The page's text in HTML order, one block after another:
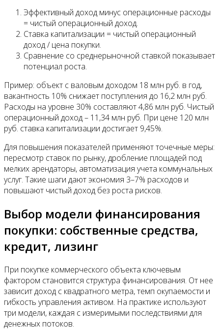
Эффективный доход минус операционные расходы
= чистый операционный доход.
Ставка капитализации = чистый операционный
доход / цена покупки.
Сравнение со среднерыночной ставкой показывает
потенциал роста.
Пример: объект с валовым доходом 18 млн руб. в год,
вакантность 10% снижает поступления до 16,2 млн руб.
Расходы на уровне 30% составляют 4,86 млн руб. Чистый
операционный доход – 11,34 млн руб. При цене 120 млн
руб. ставка капитализации достигает 9,45%.
Для повышения показателей применяют точечные меры:
пересмотр ставок по рынку, дробление площадей под
мелких арендаторы, автоматизация учета коммунальных
услуг. Такие шаги дают экономия 3–7% расходов и
повышают чистый доход без роста рисков.
Выбор модели финансирования
покупки: собственные средства,
кредит, лизинг
При покупке коммерческого объекта ключевым
фактором становится структура финансирования. От нее
зависит доход с квадратного метра, темп окупаемости и
гибкость управления активом. На практике используют
три модели, каждая с измеримыми последствиями для
денежных потоков.